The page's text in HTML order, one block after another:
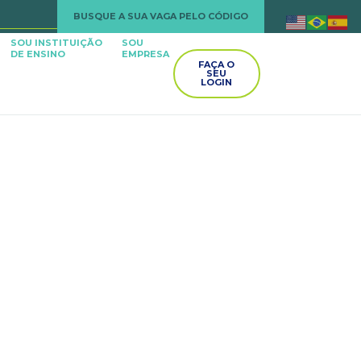
BUSQUE A SUA VAGA PELO CÓDIGO
SOU INSTITUIÇÃO
DE ENSINO
SOU
EMPRESA
FAÇA O
SEU
LOGIN